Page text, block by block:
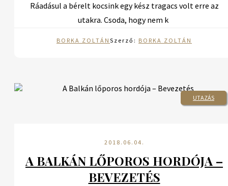
Ráadásul a bérelt kocsink egy kész tragacs volt erre az
utakra. Csoda, hogy nem k
BORKA ZOLTÁN Szerző: BORKA ZOLTÁN
UTAZÁS
2018.06.04.
A BALKÁN LŐPOROS HORDÓJA –
BEVEZETÉS